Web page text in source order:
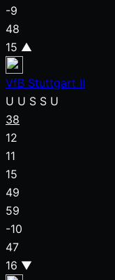
-9
48
15 ▲
VfB Stuttgart II
U U S S U
38
12
11
15
49
59
-10
47
16 ▼